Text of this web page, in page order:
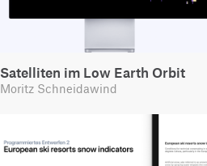
Satelliten im Low Earth Orbit
Moritz Schneidawind